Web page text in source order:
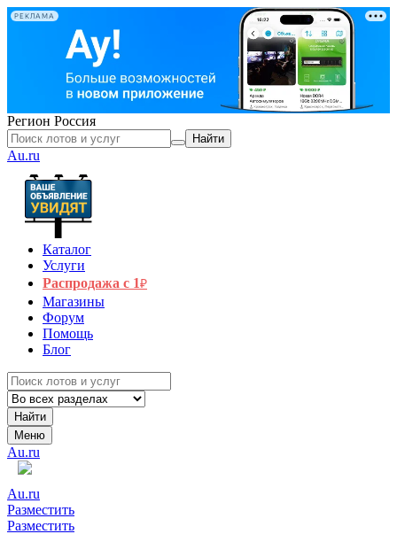
РЕКЛАМА
Регион Россия
Найти
Au.ru
Каталог
Услуги
Распродажа с 1₽
Магазины
Форум
Помощь
Блог
Найти
Меню
Au.ru
Au.ru
Разместить
Разместить